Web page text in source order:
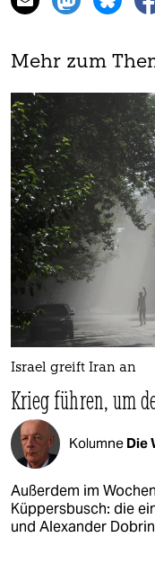
Mehr zum
Israel greift Iran an
Krieg führen, um
Kolumne Die
Außerdem im
Küppersbusch: die
und Alexander